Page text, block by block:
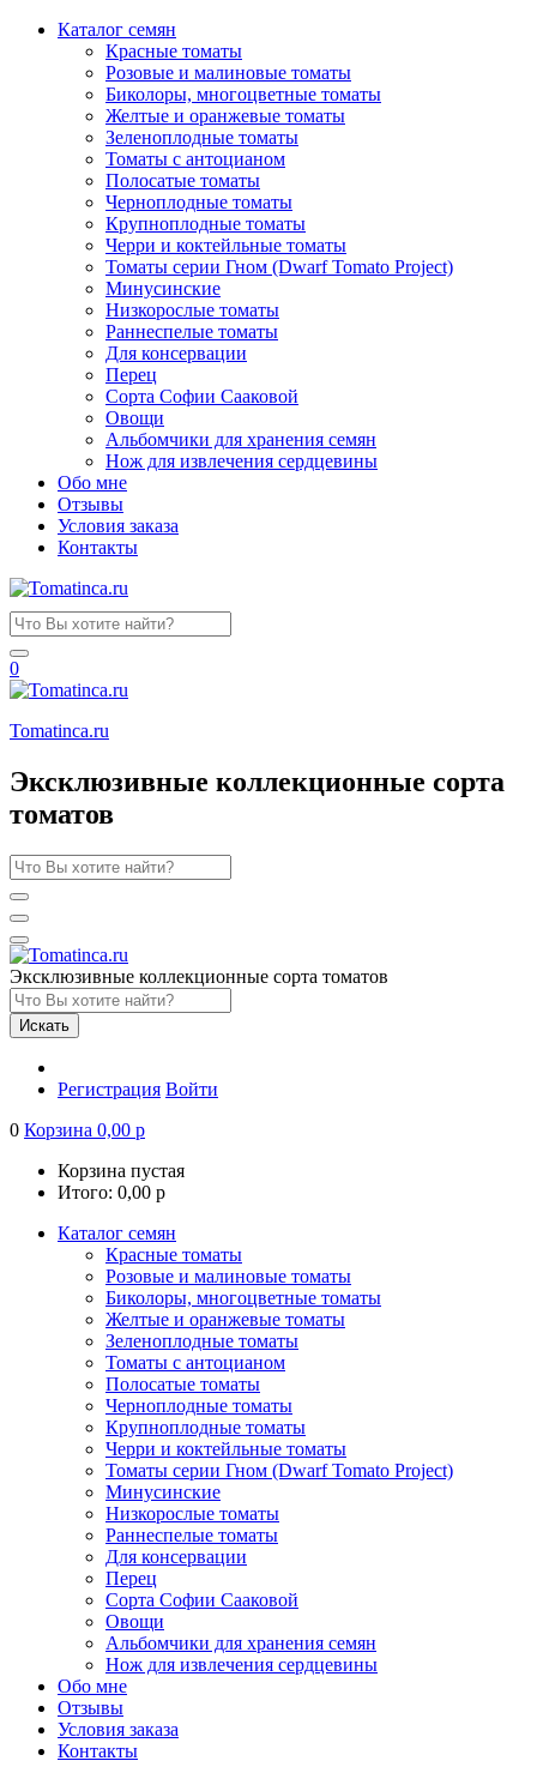
Каталог семян
Красные томаты
Розовые и малиновые томаты
Биколоры, многоцветные томаты
Желтые и оранжевые томаты
Зеленоплодные томаты
Томаты с антоцианом
Полосатые томаты
Черноплодные томаты
Крупноплодные томаты
Черри и коктейльные томаты
Томаты серии Гном (Dwarf Tomato Project)
Минусинские
Низкорослые томаты
Раннеспелые томаты
Для консервации
Перец
Сорта Софии Сааковой
Овощи
Альбомчики для хранения семян
Нож для извлечения сердцевины
Обо мне
Отзывы
Условия заказа
Контакты
0
Tomatinсa.ru
Эксклюзивные коллекционные сорта
томатов
Эксклюзивные коллекционные сорта томатов
Искать
Регистрация Войти
0 Корзина 0,00 р
Корзина пустая
Итого: 0,00 р
Каталог семян
Красные томаты
Розовые и малиновые томаты
Биколоры, многоцветные томаты
Желтые и оранжевые томаты
Зеленоплодные томаты
Томаты с антоцианом
Полосатые томаты
Черноплодные томаты
Крупноплодные томаты
Черри и коктейльные томаты
Томаты серии Гном (Dwarf Tomato Project)
Минусинские
Низкорослые томаты
Раннеспелые томаты
Для консервации
Перец
Сорта Софии Сааковой
Овощи
Альбомчики для хранения семян
Нож для извлечения сердцевины
Обо мне
Отзывы
Условия заказа
Контакты